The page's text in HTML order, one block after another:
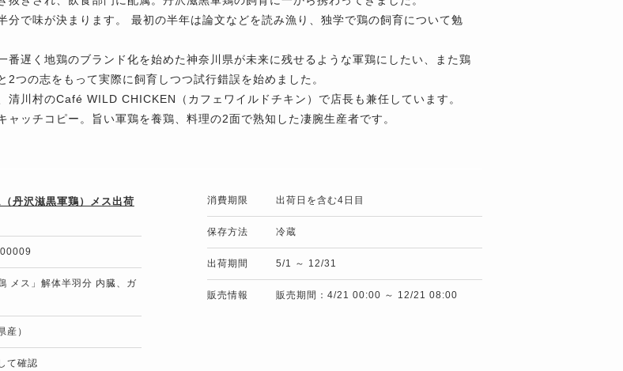
分で味が決まります。 最初の半年は論文などを読み漁り、独学で鶏の飼育について勉
番遅く地鶏のブランド化を始めた神奈川県が未来に残せるような軍鶏にしたい、また鶏
2つの志をもって実際に飼育しつつ試行錯誤を始めました。
清川村のCafé WILD CHICKEN（カフェワイルドチキン）で店長も兼任しています。
ャッチコピー。旨い軍鶏を養鶏、料理の2面で熟知した凄腕生産者です。
丹沢滋黒軍鶏）メス出荷
メス」解体半羽分 内臓、ガ
産）
て確認
消費期限 出荷日を含む4日目
保存方法 冷蔵
出荷期間 5/1 ～ 12/31
販売情報 販売期間：4/21 00:00 ～ 12/21 08:00